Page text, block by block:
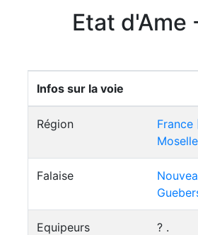
Etat d'Ame
Infos sur la voie
Région
France
Falaise
Equipeurs ? .